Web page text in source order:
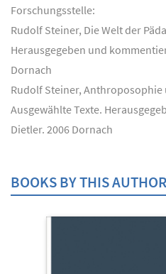
Forschungsstelle:
Rudolf Steiner, Die Welt der
Herausgegeben und
Dornach
Rudolf Steiner, Anthroposophie
Ausgewählte Texte.
Dietler. 2006 Dornach
BOOKS BY THIS AUTHOR